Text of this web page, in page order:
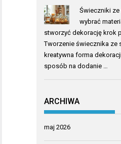
Świeczniki ze
wybrać
stworzyć dekorację krok
Tworzenie świecznika ze
kreatywna forma
sposób na dodanie …
ARCHIWA
maj 2026